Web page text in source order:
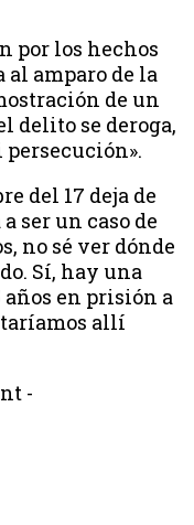
por los hechos
al amparo de la
de un
delito se deroga,
del 17 deja de
ser un caso de
no sé ver dónde
Sí, hay una
en prisión a
allí
-